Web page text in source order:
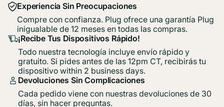
Experiencia Sin Preocupaciones
Compre con confianza. Plug ofrece una garantía Plug
inigualable de 12 meses en todas las compras.
¡Recibe Tus Dispositivos Rápido!
Todo nuestra tecnología incluye envío rápido y
gratuito. Si pides antes de las 12pm CT, recibirás tu
dispositivo within 2 business days.
Devoluciones Sin Complicaciones
Cada pedido viene con nuestras devoluciones de 30
días, sin hacer preguntas.